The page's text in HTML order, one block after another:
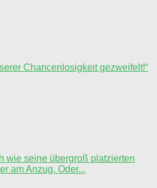
Chancenlosigkeit gezweifelt!“
wie seine übergroß platzierten
am Anzug. Oder...